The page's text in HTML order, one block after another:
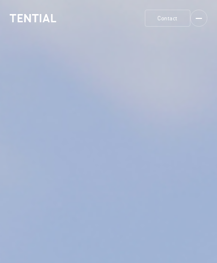
Contact